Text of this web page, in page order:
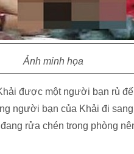
Ảnh minh họa
được một người bạn rủ
người bạn của Khải đi
rửa chén trong phòng